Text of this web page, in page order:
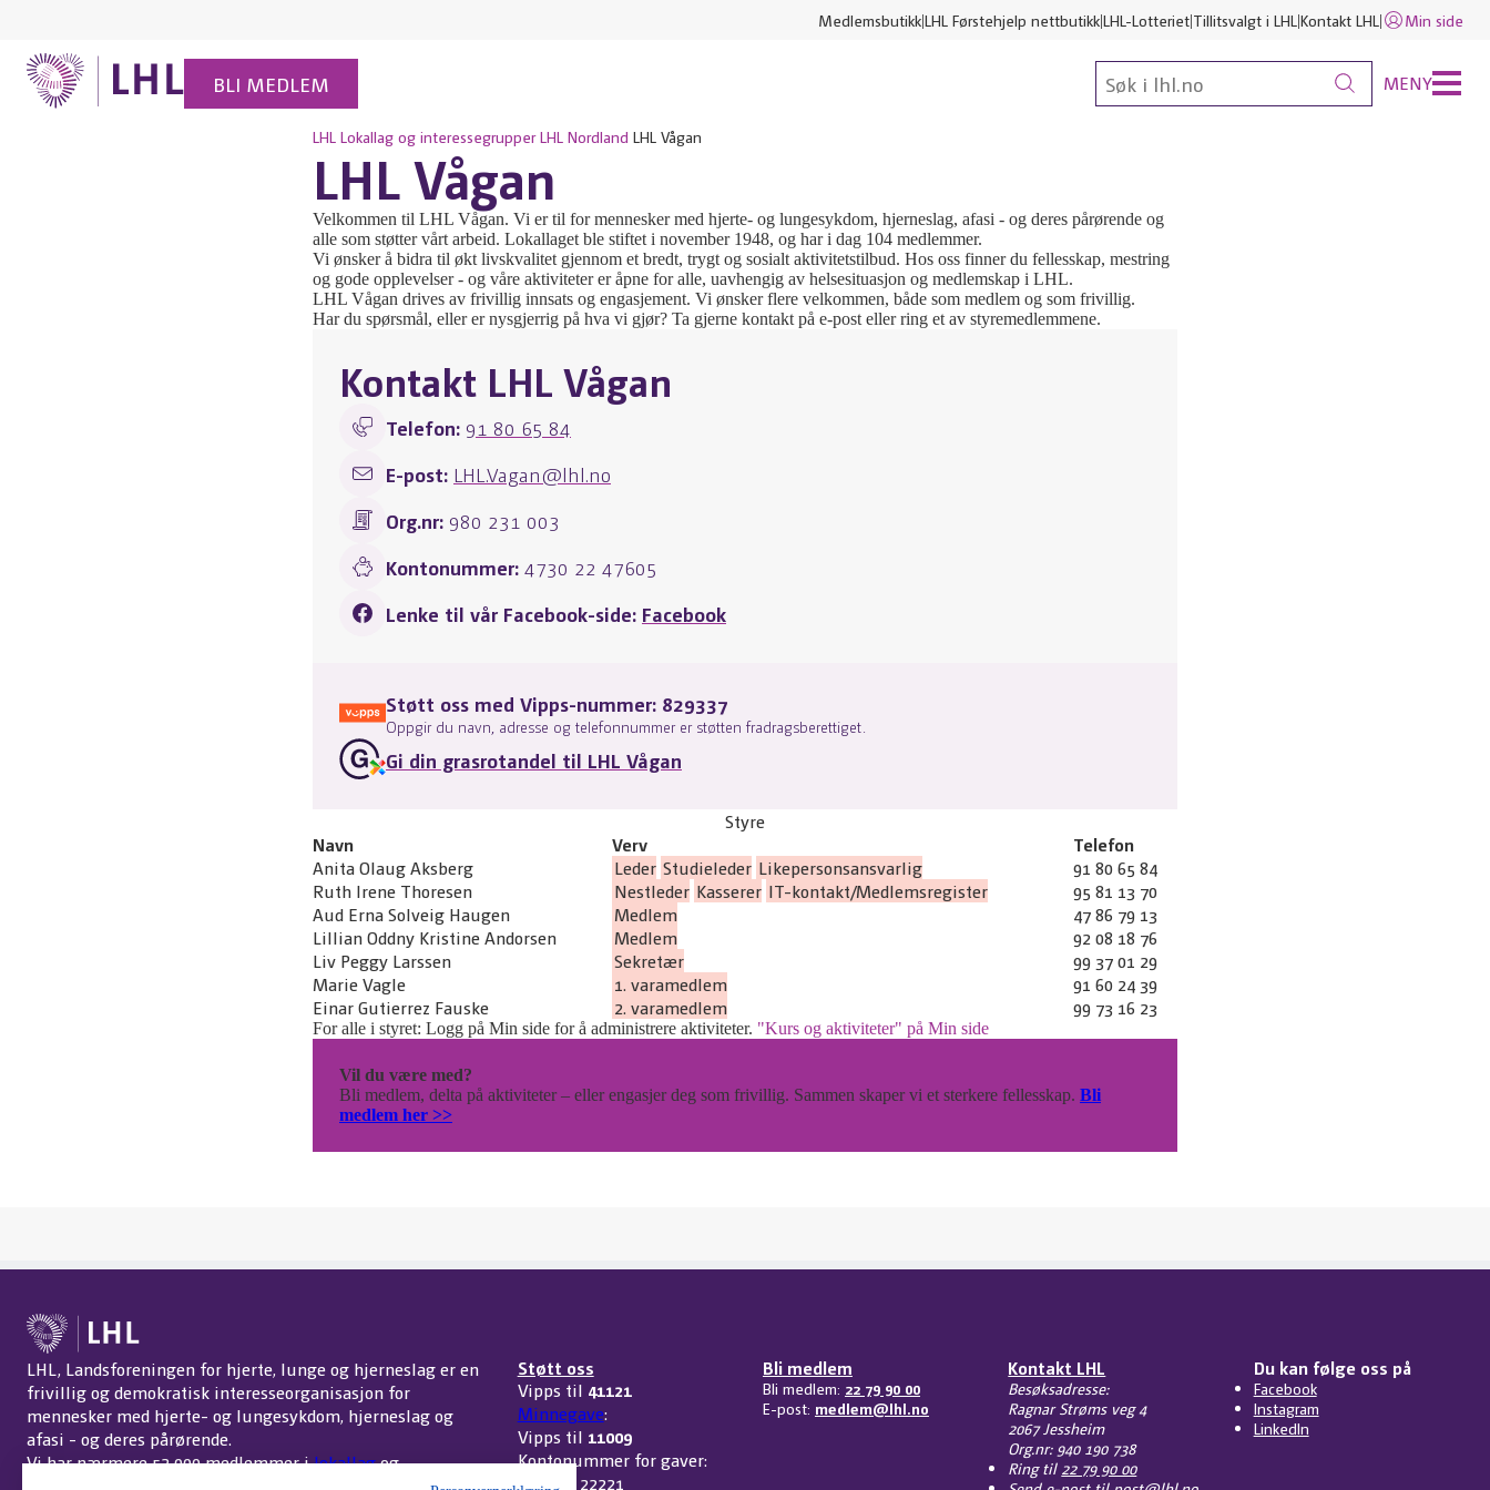
MedlemsbutikkLHL Førstehjelp nettbutikkLHL-Lotteriet Tillitsvalgt i LHL Kontakt LHL Min side
BLI MEDLEM MENY
LHL Lokallag og interessegrupper LHL Nordland LHL Vågan
LHL Vågan
Velkommen til LHL Vågan. Vi er til for mennesker med hjerte- og lungesykdom, hjerneslag, afasi - og deres pårørende og
alle som støtter vårt arbeid. Lokallaget ble stiftet i november 1948, og har i dag 104 medlemmer.
Vi ønsker å bidra til økt livskvalitet gjennom et bredt, trygt og sosialt aktivitetstilbud. Hos oss finner du fellesskap, mestring
og gode opplevelser - og våre aktiviteter er åpne for alle, uavhengig av helsesituasjon og medlemskap i LHL.
LHL Vågan drives av frivillig innsats og engasjement. Vi ønsker flere velkommen, både som medlem og som frivillig.
Har du spørsmål, eller er nysgjerrig på hva vi gjør? Ta gjerne kontakt på e-post eller ring et av styremedlemmene.
Kontakt LHL Vågan
Telefon: 91 80 65 84
E-post: LHL.Vagan@lhl.no
Org.nr: 980 231 003
Kontonummer: 4730 22 47605
Lenke til vår Facebook-side: Facebook
Støtt oss med Vipps-nummer: 829337
Oppgir du navn, adresse og telefonnummer er støtten fradragsberettiget.
Gi din grasrotandel til LHL Vågan
Styre
Navn
Verv
Telefon
Anita Olaug Aksberg
Leder Studieleder Likepersonsansvarlig
91 80 65 84
Ruth Irene Thoresen
Nestleder Kasserer IT-kontakt/Medlemsregister
95 81 13 70
Aud Erna Solveig Haugen
Medlem
47 86 79 13
Lillian Oddny Kristine Andorsen
Medlem
92 08 18 76
Liv Peggy Larssen
Sekretær
99 37 01 29
Marie Vagle
1. varamedlem
91 60 24 39
Einar Gutierrez Fauske
2. varamedlem 99 73 16 23
For alle i styret: Logg på Min side for å administrere aktiviteter. "Kurs og aktiviteter" på Min side
Vil du være med?
Bli medlem, delta på aktiviteter – eller engasjer deg som frivillig. Sammen skaper vi et sterkere fellesskap. Bli
medlem her >>
LHL, Landsforeningen for hjerte, lunge og hjerneslag er en
frivillig og demokratisk interesseorganisasjon for
mennesker med hjerte- og lungesykdom, hjerneslag og
afasi - og deres pårørende.
Vi har nærmere 52 000 medlemmer ilokallagog
Støtt oss
Vipps til 41121
Minnegave:
Vipps til 11009
Kontonummer for gaver:
3207 32 22221
Bli medlem
Bli medlem: 22 79 90 00
E-post: medlem@lhl.no
Kontakt LHL
Besøksadresse:
Ragnar Strøms veg 4
2067 Jessheim
Org.nr: 940 190 738
Ring til 22 79 90 00
Du kan følge oss på
Facebook
Instagram
LinkedIn